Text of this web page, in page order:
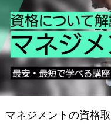
マネジメントの資格